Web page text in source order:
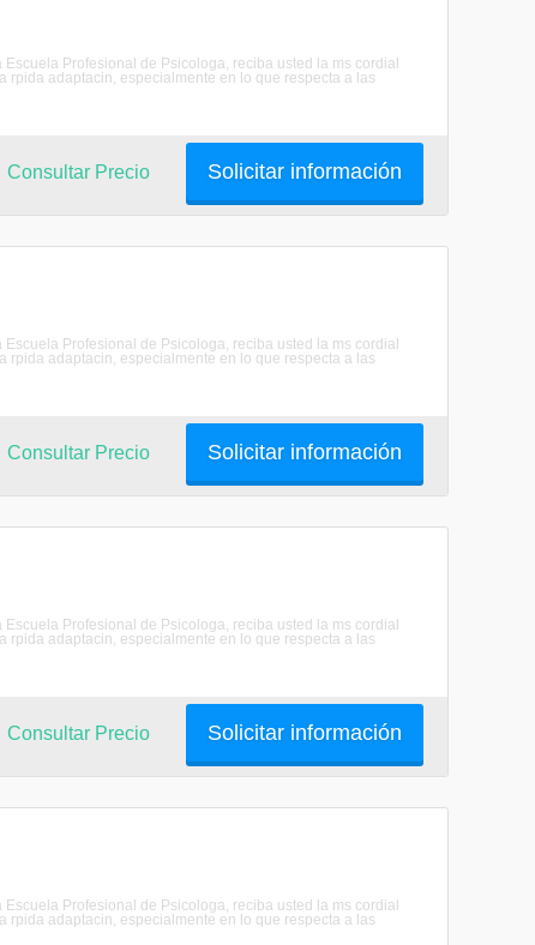
Profesional de Psicologa, reciba usted la ms cordial
adaptacin, especialmente en lo que respecta a las
Solicitar información
Consultar Precio
Profesional de Psicologa, reciba usted la ms cordial
adaptacin, especialmente en lo que respecta a las
Solicitar información
Consultar Precio
Profesional de Psicologa, reciba usted la ms cordial
adaptacin, especialmente en lo que respecta a las
Solicitar información
Consultar Precio
Profesional de Psicologa, reciba usted la ms cordial
adaptacin, especialmente en lo que respecta a las